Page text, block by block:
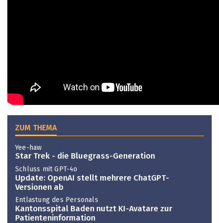
ZUM THEMA
Yee-haw
Star Trek - die Bluegrass-Generation
Schluss mit GPT-4o
Update: OpenAI stellt mehrere ChatGPT-
Versionen ab
Entlastung des Personals
Kantonsspital Baden nutzt KI-Avatare zur
Patienteninformation